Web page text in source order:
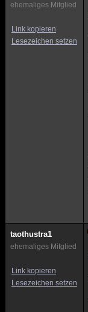
ehemaliges Mitglied
Link kopieren
Lesezeichen setzen
taothustra1
ehemaliges Mitglied
Link kopieren
Lesezeichen setzen